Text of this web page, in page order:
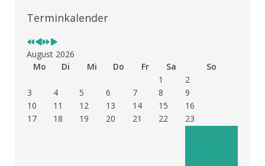
Terminkalender
August 2026
Mo
Di Mi Do Fr Sa
So
1
2
3
4 5 6 7 8
9
10
11 12 13 14 15
16
17
18 19 20 21 22 23